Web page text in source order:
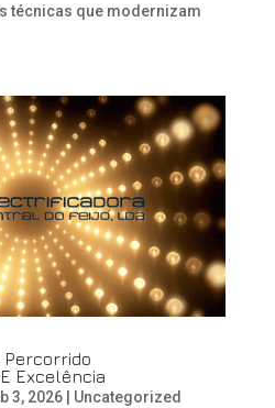
técnicas que modernizam
Percorrido
Excelência
3, 2026| Uncategorized